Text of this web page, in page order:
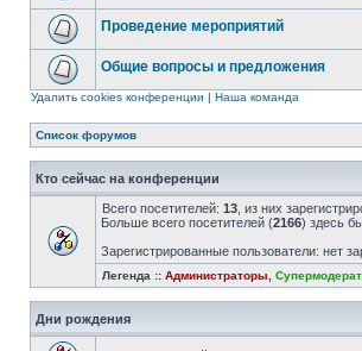
Проведение мероприятий
Общие вопросы и предложения
Удалить cookies конференции | Наша команда
Список форумов
Кто сейчас на конференции
Всего посетителей: 13 , из них
Больше всего посетителей (2166) здесь
Зарегистрированные пользователи: нет
Легенда :: Администраторы
Дни рождения